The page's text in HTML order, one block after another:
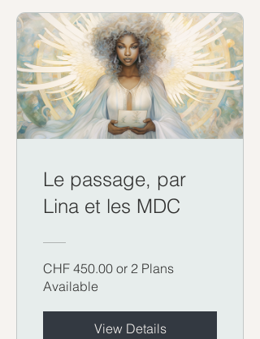
Le passage, par
Lina et les MDC
CHF 450.00 or 2 Plans
Available
View Details